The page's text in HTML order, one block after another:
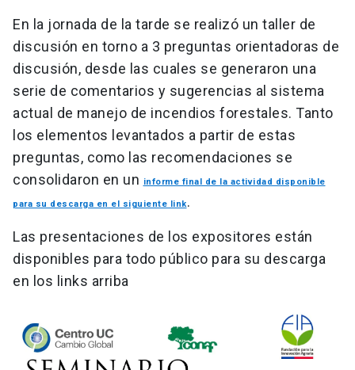
En la jornada de la tarde se realizó un taller de
discusión en torno a 3 preguntas orientadoras de
discusión, desde las cuales se generaron una
serie de comentarios y sugerencias al sistema
actual de manejo de incendios forestales. Tanto
los elementos levantados a partir de estas
preguntas, como las recomendaciones se
consolidaron en un informe final de la actividad disponible
para su descarga en el siguiente link.
Las presentaciones de los expositores están
disponibles para todo público para su descarga
en los links arriba